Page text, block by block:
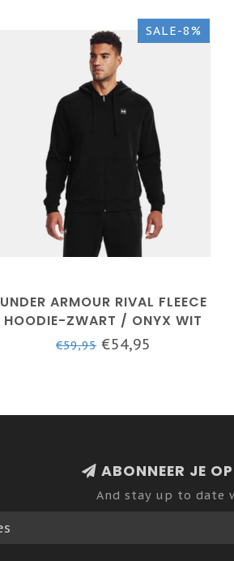
SALE-8%
UNDER ARMOUR RIVAL FLEECE
HOODIE-ZWART / ONYX WIT
€59,95€54,95
ABONNEER JE
And stay up to